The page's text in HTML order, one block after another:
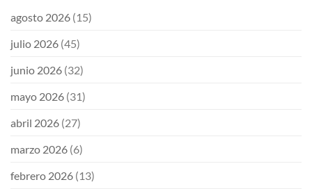
agosto 2026 (15)
julio 2026 (45)
junio 2026 (32)
mayo 2026 (31)
abril 2026 (27)
marzo 2026 (6)
febrero 2026 (13)